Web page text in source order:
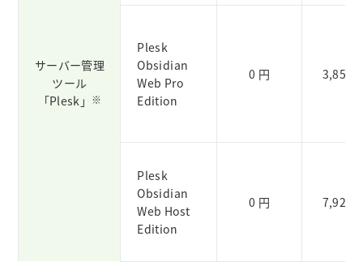
サーバー管理
ツール
「Plesk」 ※
Plesk
Obsidian
Web Pro
Edition
0 円 3,850
Plesk
Obsidian
Web Host
Edition
0 円 7,920